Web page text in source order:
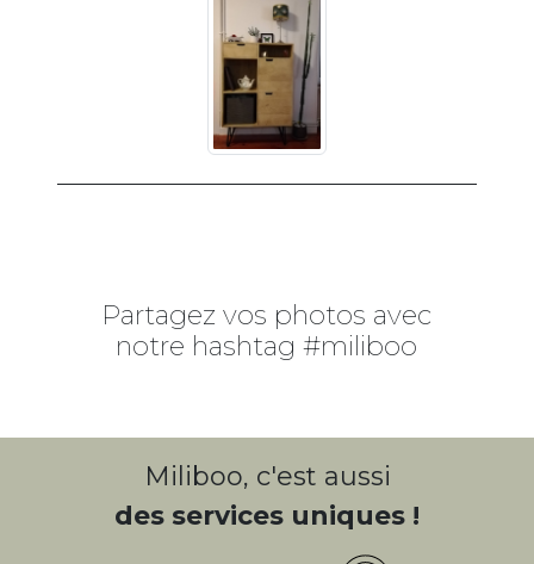
Partagez vos photos avec
notre hashtag #miliboo
Miliboo, c'est aussi
des services uniques !